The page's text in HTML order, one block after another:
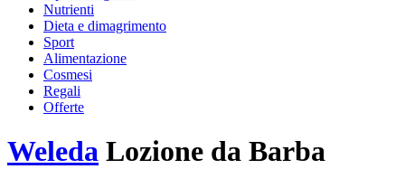
Nutrienti
Dieta e dimagrimento
Sport
Alimentazione
Cosmesi
Regali
Offerte
Weleda Lozione da Barba